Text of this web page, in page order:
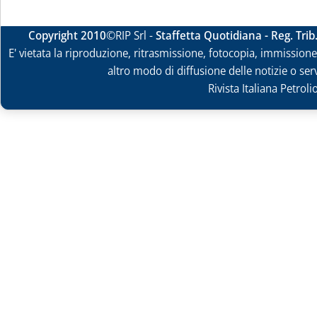
Copyright 2010©RIP Srl -Staffetta Quotidiana - Reg.
E' vietata la riproduzione, ritrasmissione, fotocopia,
altro modo di diffusione delle notizie o
Rivista Italiana